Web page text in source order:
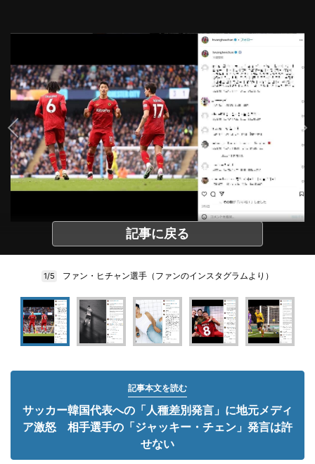
記事に戻る
1/5 ファン・ヒチャン選手（ファンのインスタグラムより）
記事本文を読む
サッカー韓国代表への「人種差別発言」に地元メディ
ア激怒 相手選手の「ジャッキー・チェン」発言は許
せない